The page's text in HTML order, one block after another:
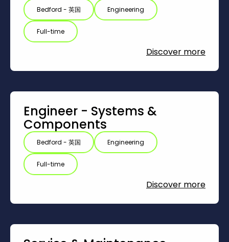
Bedford - 英国 Engineering
Full-time
Discover more
Engineer - Systems &
Components
Bedford - 英国 Engineering
Full-time
Discover more